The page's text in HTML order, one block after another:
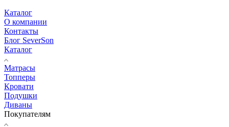
Каталог
О компании
Контакты
Блог SeverSon
Каталог
Матрасы
Топперы
Кровати
Подушки
Диваны
Покупателям